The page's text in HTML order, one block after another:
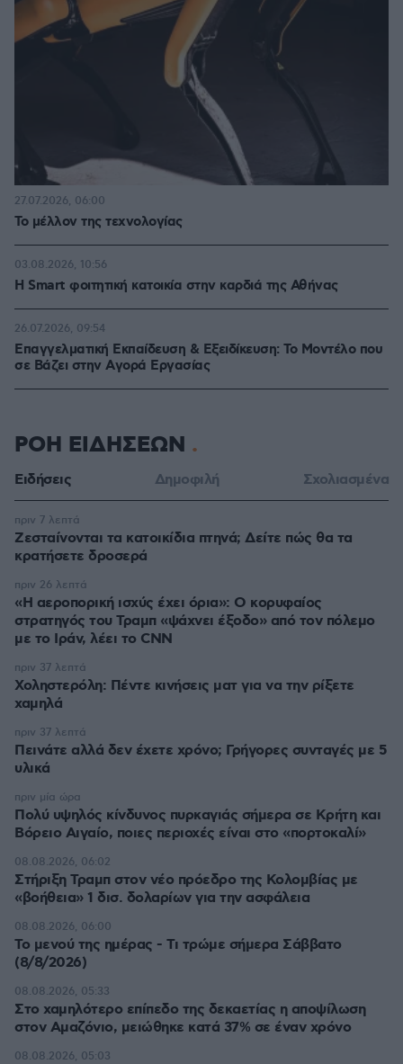
Το μέλλον της τεχνολογίας
27.07.2026, 06:00
Η Smart φοιτητική κατοικία στην καρδιά της Αθήνας
03.08.2026, 10:56
Επαγγελματική Εκπαίδευση & Εξειδίκευση: Το Mοντέλο που
σε Bάζει στην Aγορά Eργασίας
26.07.2026, 09:54
ΡΟΗ ΕΙΔΗΣΕΩΝ
Ειδήσεις Δημοφιλή Σχολιασμένα
Ζεσταίνονται τα κατοικίδια πτηνά; Δείτε πώς θα τα
κρατήσετε δροσερά
πριν 7 λεπτά
«Η αεροπορική ισχύς έχει όρια»: Ο κορυφαίος
στρατηγός του Τραμπ «ψάχνει έξοδο» από τον πόλεμο
με το Ιράν, λέει το CNN
πριν 26 λεπτά
Χοληστερόλη: Πέντε κινήσεις ματ για να την ρίξετε
χαμηλά
πριν 37 λεπτά
Πεινάτε αλλά δεν έχετε χρόνο; Γρήγορες συνταγές με 5
υλικά
πριν 37 λεπτά
Πολύ υψηλός κίνδυνος πυρκαγιάς σήμερα σε Κρήτη και
Βόρειο Αιγαίο, ποιες περιοχές είναι στο «πορτοκαλί»
πριν μία ώρα
Στήριξη Τραμπ στον νέο πρόεδρο της Κολομβίας με
«βοήθεια» 1 δισ. δολαρίων για την ασφάλεια
08.08.2026, 06:02
Το μενού της ημέρας - Τι τρώμε σήμερα Σάββατο
(8/8/2026)
08.08.2026, 06:00
Στο χαμηλότερο επίπεδο της δεκαετίας η αποψίλωση
στον Αμαζόνιο, μειώθηκε κατά 37% σε έναν χρόνο
08.08.2026, 05:33
08.08.2026, 05:03